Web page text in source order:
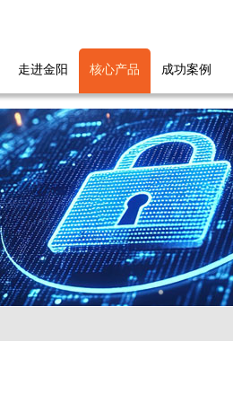
走进金阳 核心产品 成功案例